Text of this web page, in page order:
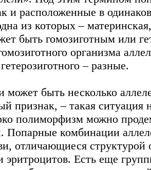
и расположенные в
из которых –
быть гомозиготным или
организма
– разные.
может быть несколько
признак, – такая
полиморфизм можно
Попарные комбинации
отличающиеся структурой
эритроцитов. Есть еще